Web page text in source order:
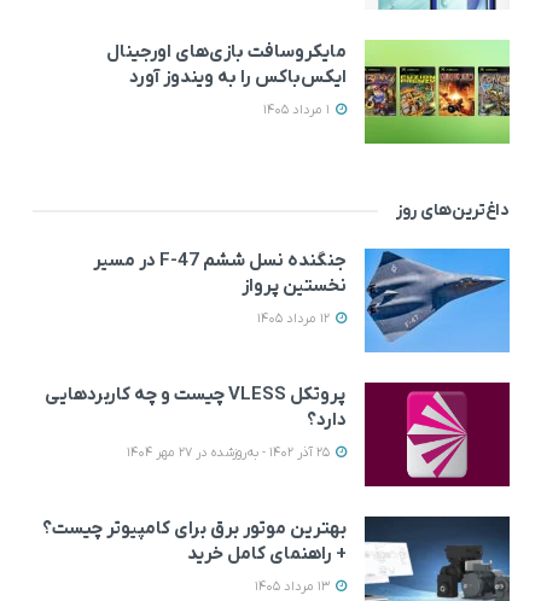
مایکروسافت بازی‌های اورجینال
ایکس‌باکس را به ویندوز آورد
داغ‌ترین‌های روز
جنگنده نسل ششم F-47 در مسیر
نخستین پرواز
پروتکل VLESS چیست و چه کاربردهایی
دارد؟
بهترین موتور برق برای کامپیوتر چیست؟
+ راهنمای کامل خرید